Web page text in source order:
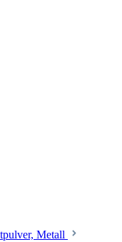
Metall